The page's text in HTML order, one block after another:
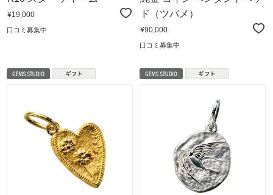
¥19,000
口コミ募集中
ド（ツバメ）
¥90,000
口コミ募集中